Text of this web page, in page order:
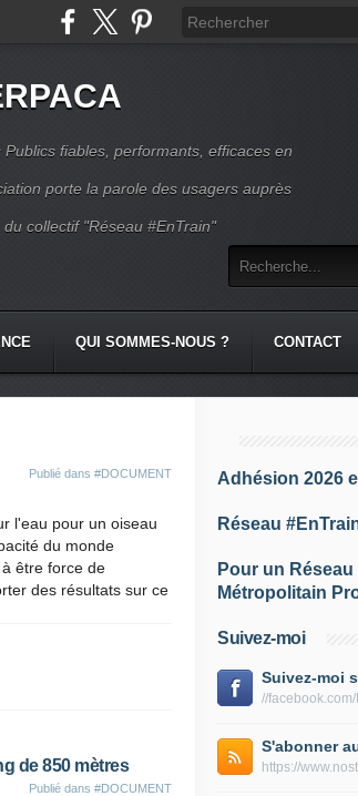
fiables, performants, efficaces en
porte la parole des usagers auprès
collectif "Réseau #EnTrain"
QUI SOMMES-NOUS ? CONTACT
Publié dans #DOCUMENT
l'eau pour un oiseau
du monde
être force de
des résultats sur ce
de 850 mètres
Publié dans #DOCUMENT
Adhésion 2026
Réseau
Pour un
Métropolitain
Suivez-moi
Suivez-moi
S'abonner
https://